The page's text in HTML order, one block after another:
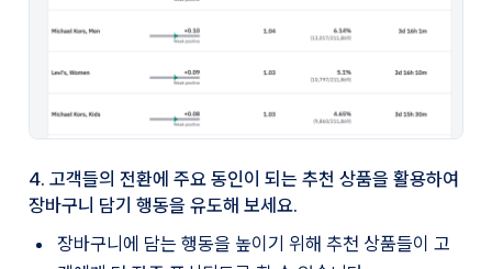
4. 고객들의 전환에 주요 동인이 되는 추천 상품을 활용하여
장바구니 담기 행동을 유도해 보세요.
장바구니에 담는 행동을 높이기 위해 추천 상품들이 고